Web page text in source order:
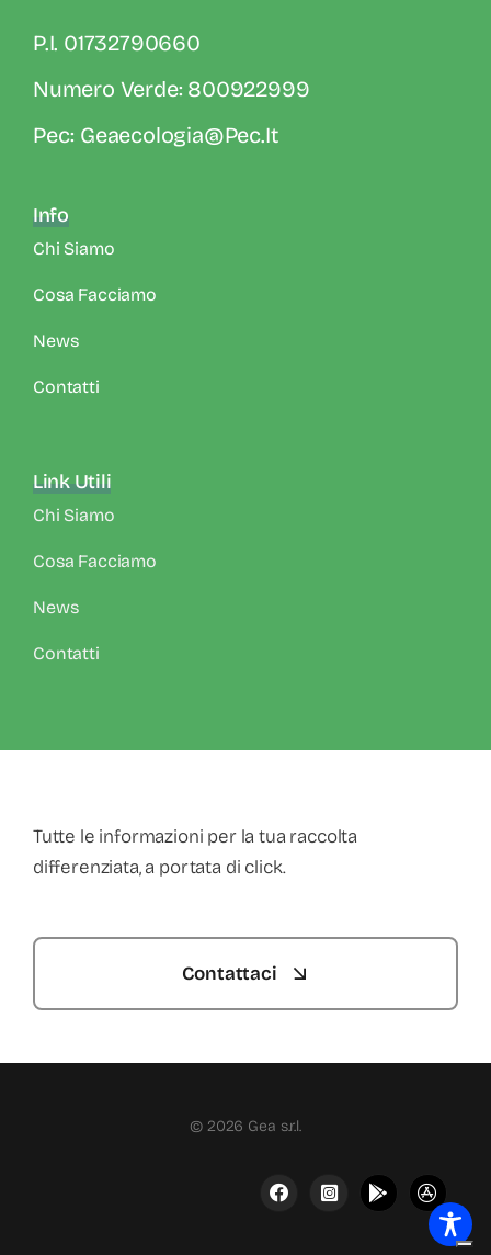
P.I. 01732790660
Numero Verde: 800922999
Pec: Geaecologia@pec.it
Info
Chi Siamo
Cosa Facciamo
News
Contatti
Link Utili
Chi Siamo
Cosa Facciamo
News
Contatti
Tutte le informazioni per la tua raccolta
differenziata, a portata di click.
Contattaci
© 2026 Gea s.r.l.